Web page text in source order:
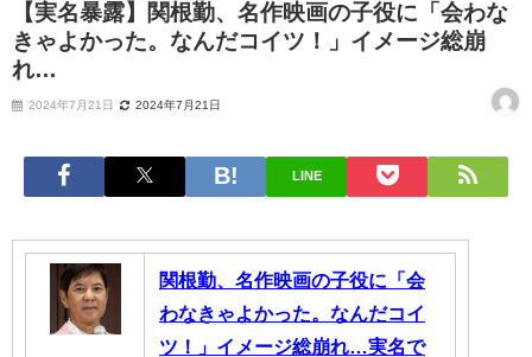
【実名暴露】関根勤、名作映画の子役に「会わな
きゃよかった。なんだコイツ！」イメージ総崩
れ…
2024年7月21日 2024年7月21日
LINE
関根勤、名作映画の子役に「会
わなきゃよかった。なんだコイ
ツ！」イメージ総崩れ…実名で